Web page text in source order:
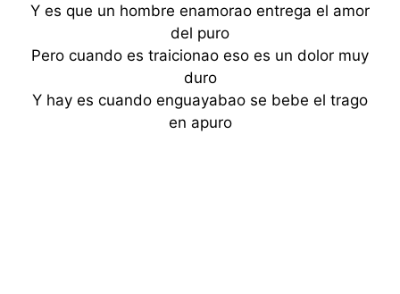
Y es que un hombre enamorao entrega el amor
del puro
Pero cuando es traicionao eso es un dolor muy
duro
Y hay es cuando enguayabao se bebe el trago
en apuro